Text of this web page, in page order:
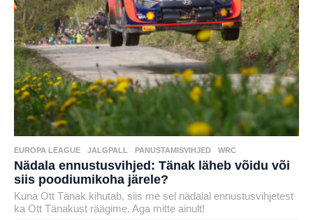
EUROPA LEAGUE ,JALGPALL ,PANUSTAMISVIHJED ,WRC
Nädala ennustusvihjed: Tänak läheb võidu või
siis poodiumikoha järele?
Kuna Ott Tänak kihutab, siis me sel nädalal ennustusvihjetest
ka Ott Tänakust räägime. Aga mitte ainult!